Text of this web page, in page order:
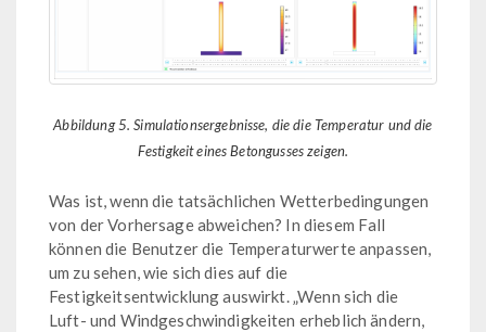
Abbildung 5. Simulationsergebnisse, die die Temperatur und die
Festigkeit eines Betongusses zeigen.
Was ist, wenn die tatsächlichen Wetterbedingungen
von der Vorhersage abweichen? In diesem Fall
können die Benutzer die Temperaturwerte anpassen,
um zu sehen, wie sich dies auf die
Festigkeitsentwicklung auswirkt. „Wenn sich die
Luft- und Windgeschwindigkeiten erheblich ändern,